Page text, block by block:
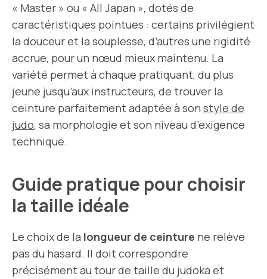
« Master » ou « All Japan », dotés de
caractéristiques pointues : certains privilégient
la douceur et la souplesse, d’autres une rigidité
accrue, pour un nœud mieux maintenu. La
variété permet à chaque pratiquant, du plus
jeune jusqu’aux instructeurs, de trouver la
ceinture parfaitement adaptée à son style de
judo, sa morphologie et son niveau d’exigence
technique.
Guide pratique pour choisir
la taille idéale
Le choix de la longueur de ceinture ne relève
pas du hasard. Il doit correspondre
précisément au tour de taille du judoka et